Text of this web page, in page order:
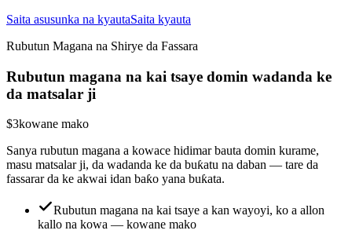
Saita asusunka na kyautaSaita kyauta
Rubutun Magana na Shirye da Fassara
Rubutun magana na kai tsaye domin wadanda ke
da matsalar ji
$3kowane mako
Sanya rubutun magana a kowace hidimar bauta domin kurame,
masu matsalar ji, da wadanda ke da buƙatu na daban — tare da
fassarar da ke akwai idan baƙo yana buƙata.
Rubutun magana na kai tsaye a kan wayoyi, ko a allon
kallo na kowa — kowane mako